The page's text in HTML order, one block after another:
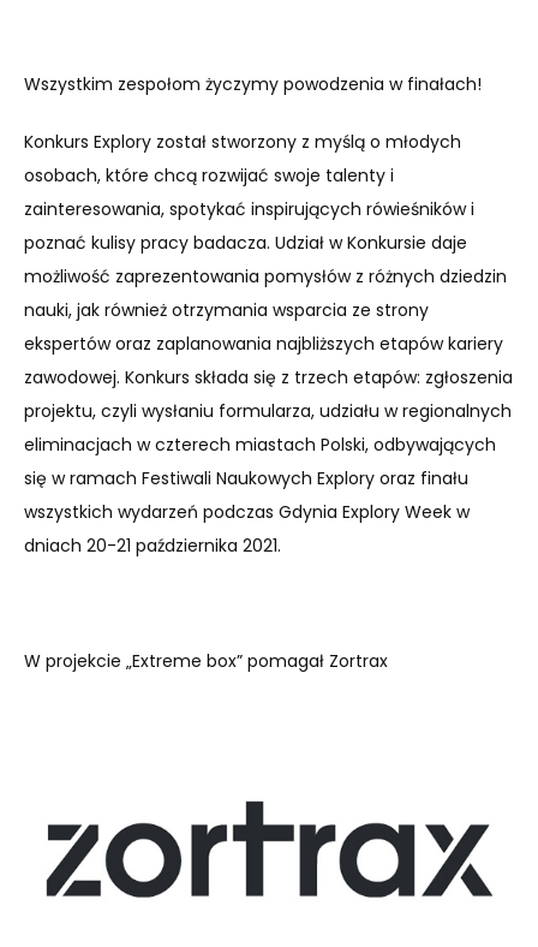
Wszystkim zespołom życzymy powodzenia w finałach!
Konkurs Explory został stworzony z myślą o młodych
osobach, które chcą rozwijać swoje talenty i
zainteresowania, spotykać inspirujących rówieśników i
poznać kulisy pracy badacza. Udział w Konkursie daje
możliwość zaprezentowania pomysłów z różnych dziedzin
nauki, jak również otrzymania wsparcia ze strony
ekspertów oraz zaplanowania najbliższych etapów kariery
zawodowej. Konkurs składa się z trzech etapów: zgłoszenia
projektu, czyli wysłaniu formularza, udziału w regionalnych
eliminacjach w czterech miastach Polski, odbywających
się w ramach Festiwali Naukowych Explory oraz finału
wszystkich wydarzeń podczas Gdynia Explory Week w
dniach 20-21 października 2021.
W projekcie „Extreme box” pomagał Zortrax